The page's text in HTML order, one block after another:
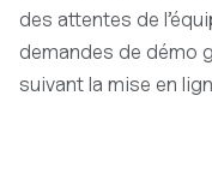
des attentes de
demandes de démo
suivant la mise en